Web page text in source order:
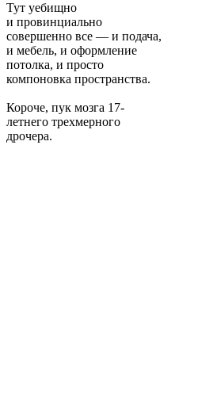
Тут уебищно
и провинциально
совершенно все — и подача,
и мебель, и оформлениe
потолка, и просто
компоновка пространства.
Короче, пук мозга 17-
летнего трехмерного
дрочера.